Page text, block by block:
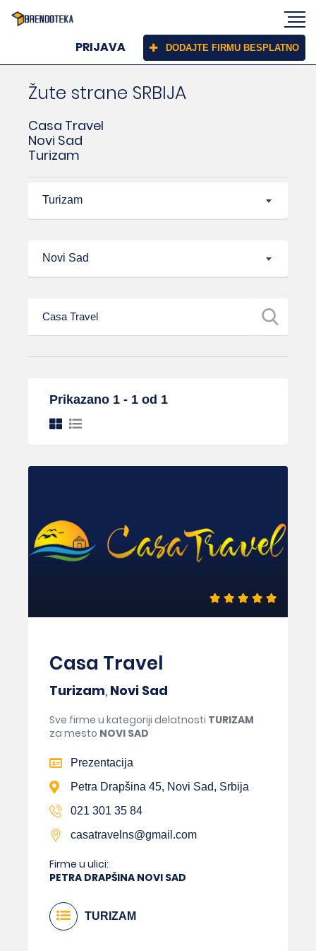
PRIJAVA DODAJTE FIRMU BESPLATNO
Žute strane SRBIJA
Casa Travel
Novi Sad
Turizam
Turizam
Novi Sad
Prikazano 1 - 1 od 1
Casa Travel
Turizam, Novi Sad
Sve firme u kategoriji delatnosti TURIZAM
za mesto NOVI SAD
Prezentacija
Petra Drapšina 45, Novi Sad, Srbija
021 301 35 84
casatravelns@gmail.com
Firme u ulici:
PETRA DRAPŠINA NOVI SAD
TURIZAM